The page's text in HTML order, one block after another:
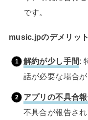
です。
music.jpのデメリット
解約が少し手間:
話が必要な場合が
アプリの不具合
不具合が報告さ